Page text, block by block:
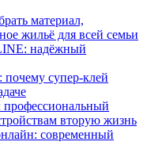
материал,
жильё для всей семьи
надёжный
супер‑клей
вторую жизнь
современный